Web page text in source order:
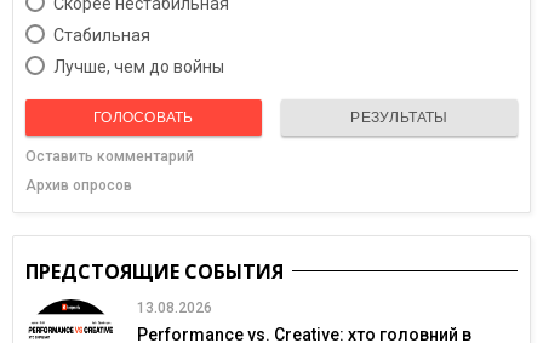
Cтабильная
Лучше, чем до войны
ГОЛОСОВАТЬ РЕЗУЛЬТАТЫ
Оставить комментарий
Архив опросов
ПРЕДСТОЯЩИЕ СОБЫТИЯ
13.08.2026
Performance vs. Creative: хто головний в